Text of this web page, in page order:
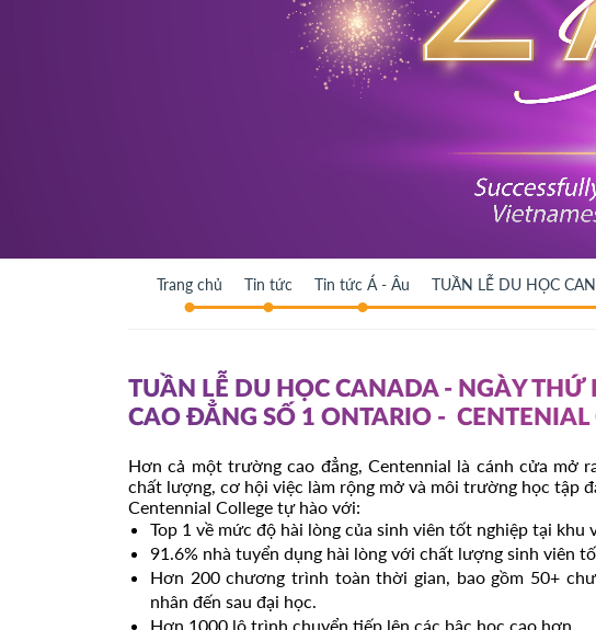
Trang chủ Tin tức Tin tức Á - Âu TUẦN LỄ DU HỌC
TUẦN LỄ DU HỌC CANADA - NGÀY
CAO ĐẲNG SỐ 1 ONTARIO - CENTENIAL
Hơn cả một trường cao đẳng, Centennial là cánh cửa
chất lượng, cơ hội việc làm rộng mở và môi trường học tập
Centennial College tự hào với:
Top 1 về mức độ hài lòng của sinh viên tốt nghiệp tại khu
91.6% nhà tuyển dụng hài lòng với chất lượng sinh viên
Hơn 200 chương trình toàn thời gian, bao gồm 50+
nhân đến sau đại học.
Hơn 1000 lộ trình chuyển tiếp lên các bậc học cao hơn.